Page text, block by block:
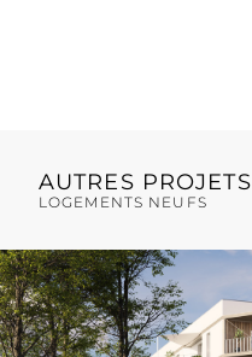
AUTRES PROJETS
LOGEMENTS NEUFS